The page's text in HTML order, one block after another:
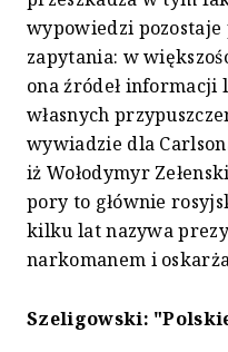
wypowiedzi
zapytania: w
ona źródeł informacji
własnych
wywiadzie dla
iż Wołodymyr
pory to głównie
kilku lat nazywa
narkomanem i
Szeligowski: